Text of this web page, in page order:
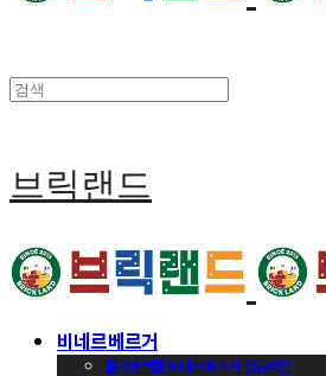
브릭랜드
비네르베르거
벨기에벽돌 비네르베르거 정규라인